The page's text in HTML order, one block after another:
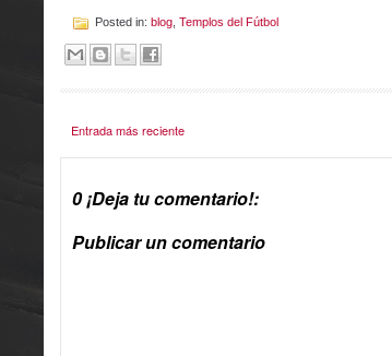
Posted in: blog Templos del Fútbol
Entrada más reciente
0 ¡Deja tu comentario!:
Publicar un comentario